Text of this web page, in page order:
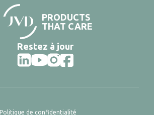
PRODUCTS
THAT CARE
Restez à jour
Politique de confidentialité